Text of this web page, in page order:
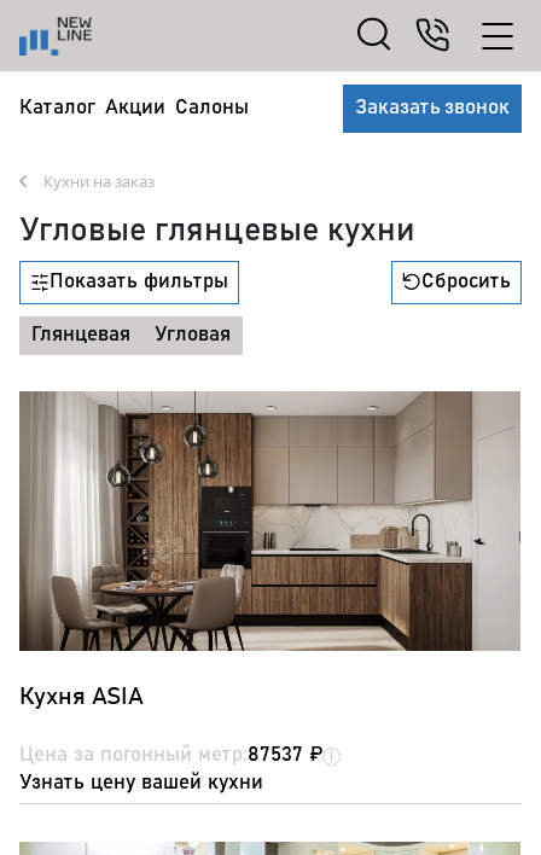
Каталог Акции Салоны Заказать звонок
Кухни на заказ
Угловые глянцевые кухни
Показать фильтры
Глянцевая Угловая
Сбросить
Кухня ASIA
Цена за погонный метр:87537 ₽
Узнать цену вашей кухни